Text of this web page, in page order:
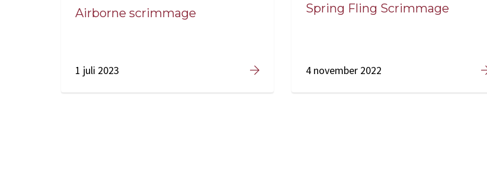
Airborne scrimmage
1 juli 2023
Spring Fling Scrimmage
4 november 2022